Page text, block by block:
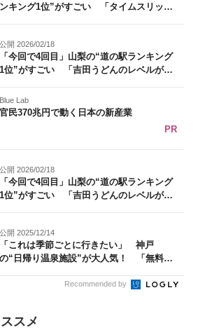
ンキング1位”がすごい 「タイムスリップ
公開 2026/02/18
「今回で4回目」山梨の“道の駅ランキング
1位”がすごい 「吉田うどんのレベルが
Blue Lab
官民370兆円で動く日本の新産業
PR
公開 2026/02/18
「今回で4回目」山梨の“道の駅ランキング
1位”がすごい 「吉田うどんのレベルが
公開 2025/12/14
「これは季節ごとに行きたい」 神戸
の“日帰り温泉施設”が大人気！ 「無料送
Recommended by
スメ